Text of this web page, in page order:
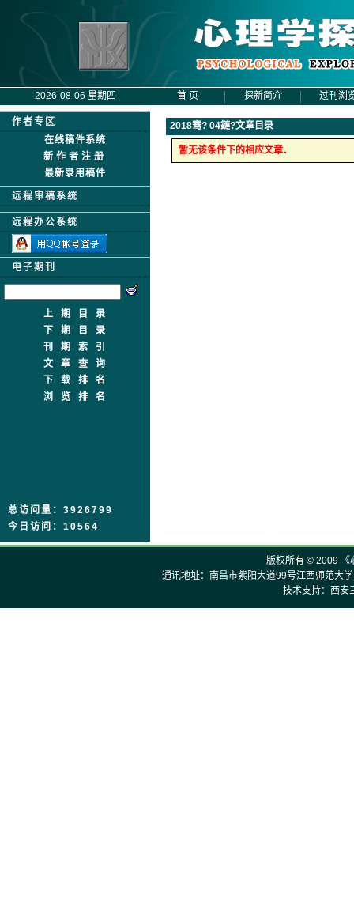
2026-08-06 星期四 首 页 探新简介 过刊浏
2018骞? 04鏈?文章目录
暂无该条件下的相应文章．
作者专区
在线稿件系统
新作者注册
最新录用稿件
远程审稿系统
远程办公系统
电子期刊
上期目录
下期目录
刊期索引
文章查询
下载排名
浏览排名
总访问量：3926799
今日访问：10564
版权所有 © 2009 《
通讯地址：南昌市紫阳大道99号江西师范大
技术支持：西安